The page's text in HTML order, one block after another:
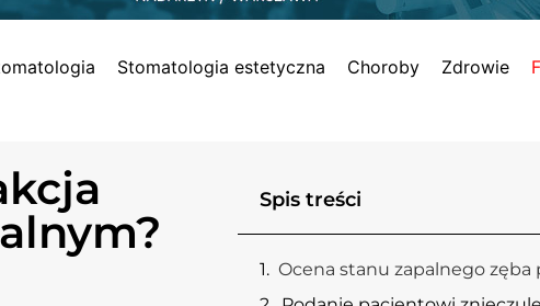
Stomatologia estetyczna Choroby Zdrowie
Spis treści
Ocena stanu zapalnego zęba